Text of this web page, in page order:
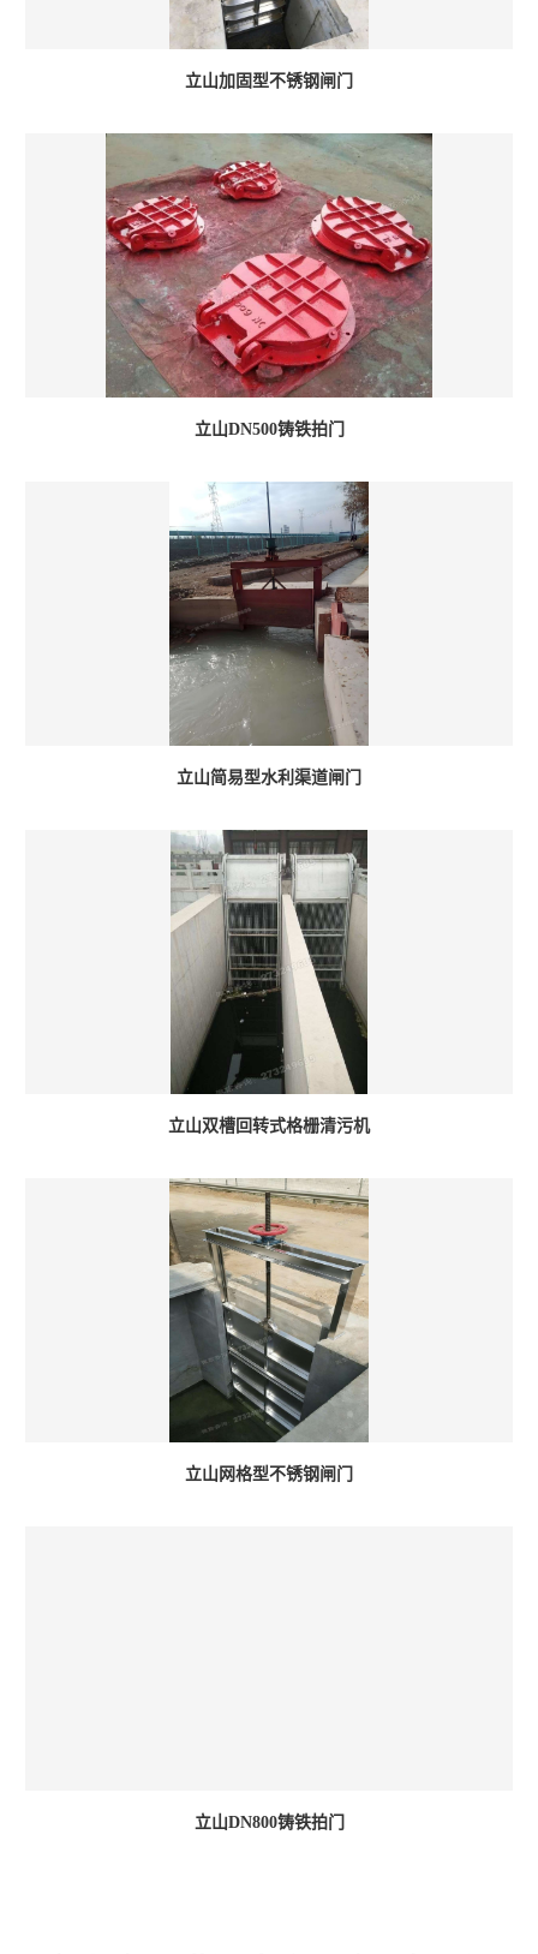
立山加固型不锈钢闸门
立山DN500铸铁拍门
立山简易型水利渠道闸门
立山双槽回转式格栅清污机
立山网格型不锈钢闸门
立山DN800铸铁拍门